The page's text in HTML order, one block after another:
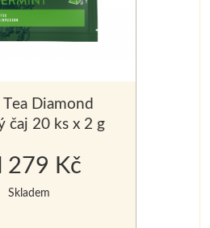
Tea Diamond
čaj 20 ks x 2 g
279 Kč
Skladem